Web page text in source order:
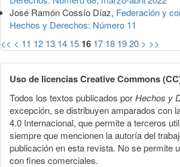
José Ramón Cossío Díaz, Federación y
Hechos y Derechos: Número 11
<< < 11 12 13 14 15 16 17 18 1920 > >>
Uso de licencias Creative Commons
Todos los textos publicados porHechos y
excepción, se distribuyen amparados con
4.0 Internacional, que permite a terceros
siempre que mencionen la autoría del
publicación en esta revista. No se permite
con fines comerciales.